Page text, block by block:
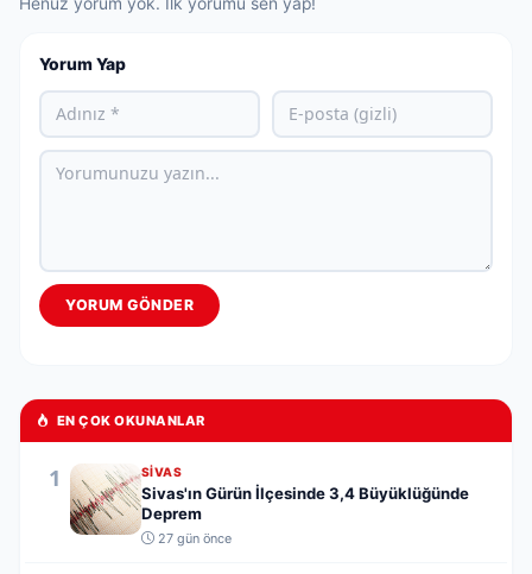
Yorum Yap
YORUM GÖNDER
EN ÇOK OKUNANLAR
1 SIVAS
Sivas'ın Gürün İlçesinde 3,4 Büyüklüğünde
Deprem
27 gün önce